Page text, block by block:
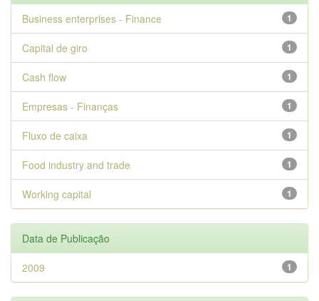
1
Business enterprises - Finance
1
Capital de giro
1
Cash flow
1
Empresas - Finanças
1
Fluxo de caixa
1
Food industry and trade
1
Working capital
Data de Publicação
1
2009